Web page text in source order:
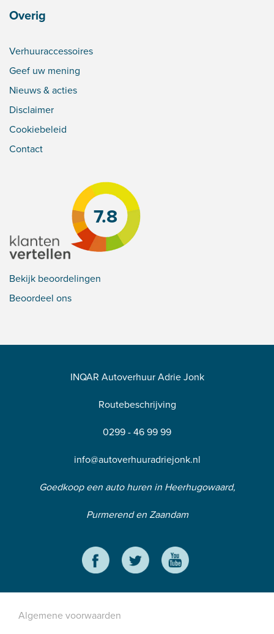
Overig
Verhuuraccessoires
Geef uw mening
Nieuws & acties
Disclaimer
Cookiebeleid
Contact
7.8
Bekijk beoordelingen
Beoordeel ons
INQAR Autoverhuur Adrie Jonk
Routebeschrijving
0299 - 46 99 99
info@autoverhuuradriejonk.nl
Goedkoop een auto huren in Heerhugowaard,
Purmerend en Zaandam
Algemene voorwaarden